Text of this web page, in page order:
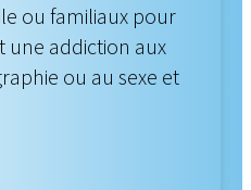
ou familiaux pour
une addiction aux
ou au sexe et